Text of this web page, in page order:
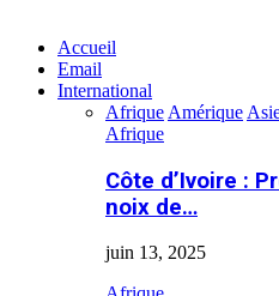
Accueil
Email
International
Afrique Amérique
Afrique
Côte d’Ivoire :
noix de…
juin 13, 2025